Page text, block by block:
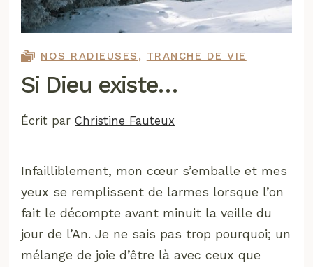
NOS RADIEUSES , TRANCHE DE VIE
Si Dieu existe…
Écrit parChristine Fauteux
Infailliblement, mon cœur s’emballe et mes
yeux se remplissent de larmes lorsque l’on
fait le décompte avant minuit la veille du
jour de l’An. Je ne sais pas trop pourquoi; un
mélange de joie d’être là avec ceux que